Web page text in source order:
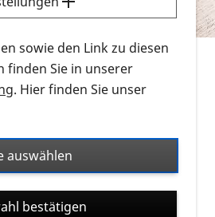
sich dieErklärvideos zum
der PRO RETINA-Website
Menschen an.
Sie sämtliches Infomaterial
um ausschließlich
Audios oder Videos zu
und Broschüren werden in
angeboten: zur
sowie den Link zu diesen
finden Sie in unserer
. Hier finden Sie unser
auswählen
bestätigen